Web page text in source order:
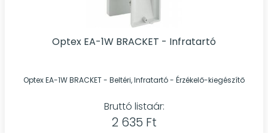
Optex EA-1W BRACKET - Infratartó
Optex EA-1W BRACKET - Beltéri, Infratartó - Érzékelő-kiegészítő
Bruttó listaár:
2 635 Ft